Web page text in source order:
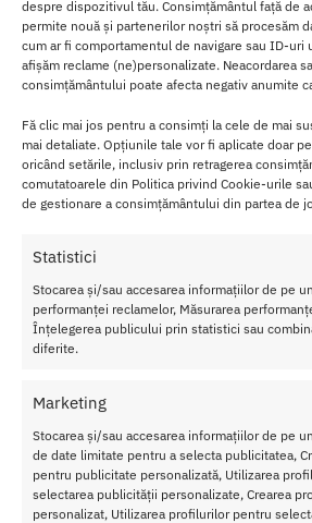
despre dispozitivul tău. Consimțământul față de
permite nouă și partenerilor noștri să procesăm
cum ar fi comportamentul de navigare sau ID-uri
afișăm reclame (ne)personalizate. Neacordarea
consimțământului poate afecta negativ anumite
Fă clic mai jos pentru a consimți la cele de mai
mai detaliate. Opțiunile tale vor fi aplicate doar
oricând setările, inclusiv prin retragerea
comutatoarele din Politica privind Cookie-urile
de gestionare a consimțământului din partea de
Statistici
Stocarea și/sau accesarea informațiilor de pe
performanței reclamelor, Măsurarea
Înțelegerea publicului prin statistici sau
diferite.
Marketing
Stocarea și/sau accesarea informațiilor de pe
de date limitate pentru a selecta publicitatea,
pentru publicitate personalizată, Utilizarea
selectarea publicității personalizate, Crearea
personalizat, Utilizarea profilurilor pentru
Sunt usor de folosit;
Au culoare si design placut;
Ajuta la dilatarea vaginului.
draguta!
Folositi impreuna cu lubrifiantul dvs.
pentru o inserare mai usoara.
Confectionat din silicon 100% tratat cu
Specificatii Kit Dilatator Vaginal Purple
Setul contine 4 dilatatoare
8.8 cm lungime si 1.1 cm in diametru
11.8 cm lungime si 1.7 cm in diametru
13.8 cm lungime si 2.3 cm in diametru
14.8 cm lungime si 2.9 cm in diametru